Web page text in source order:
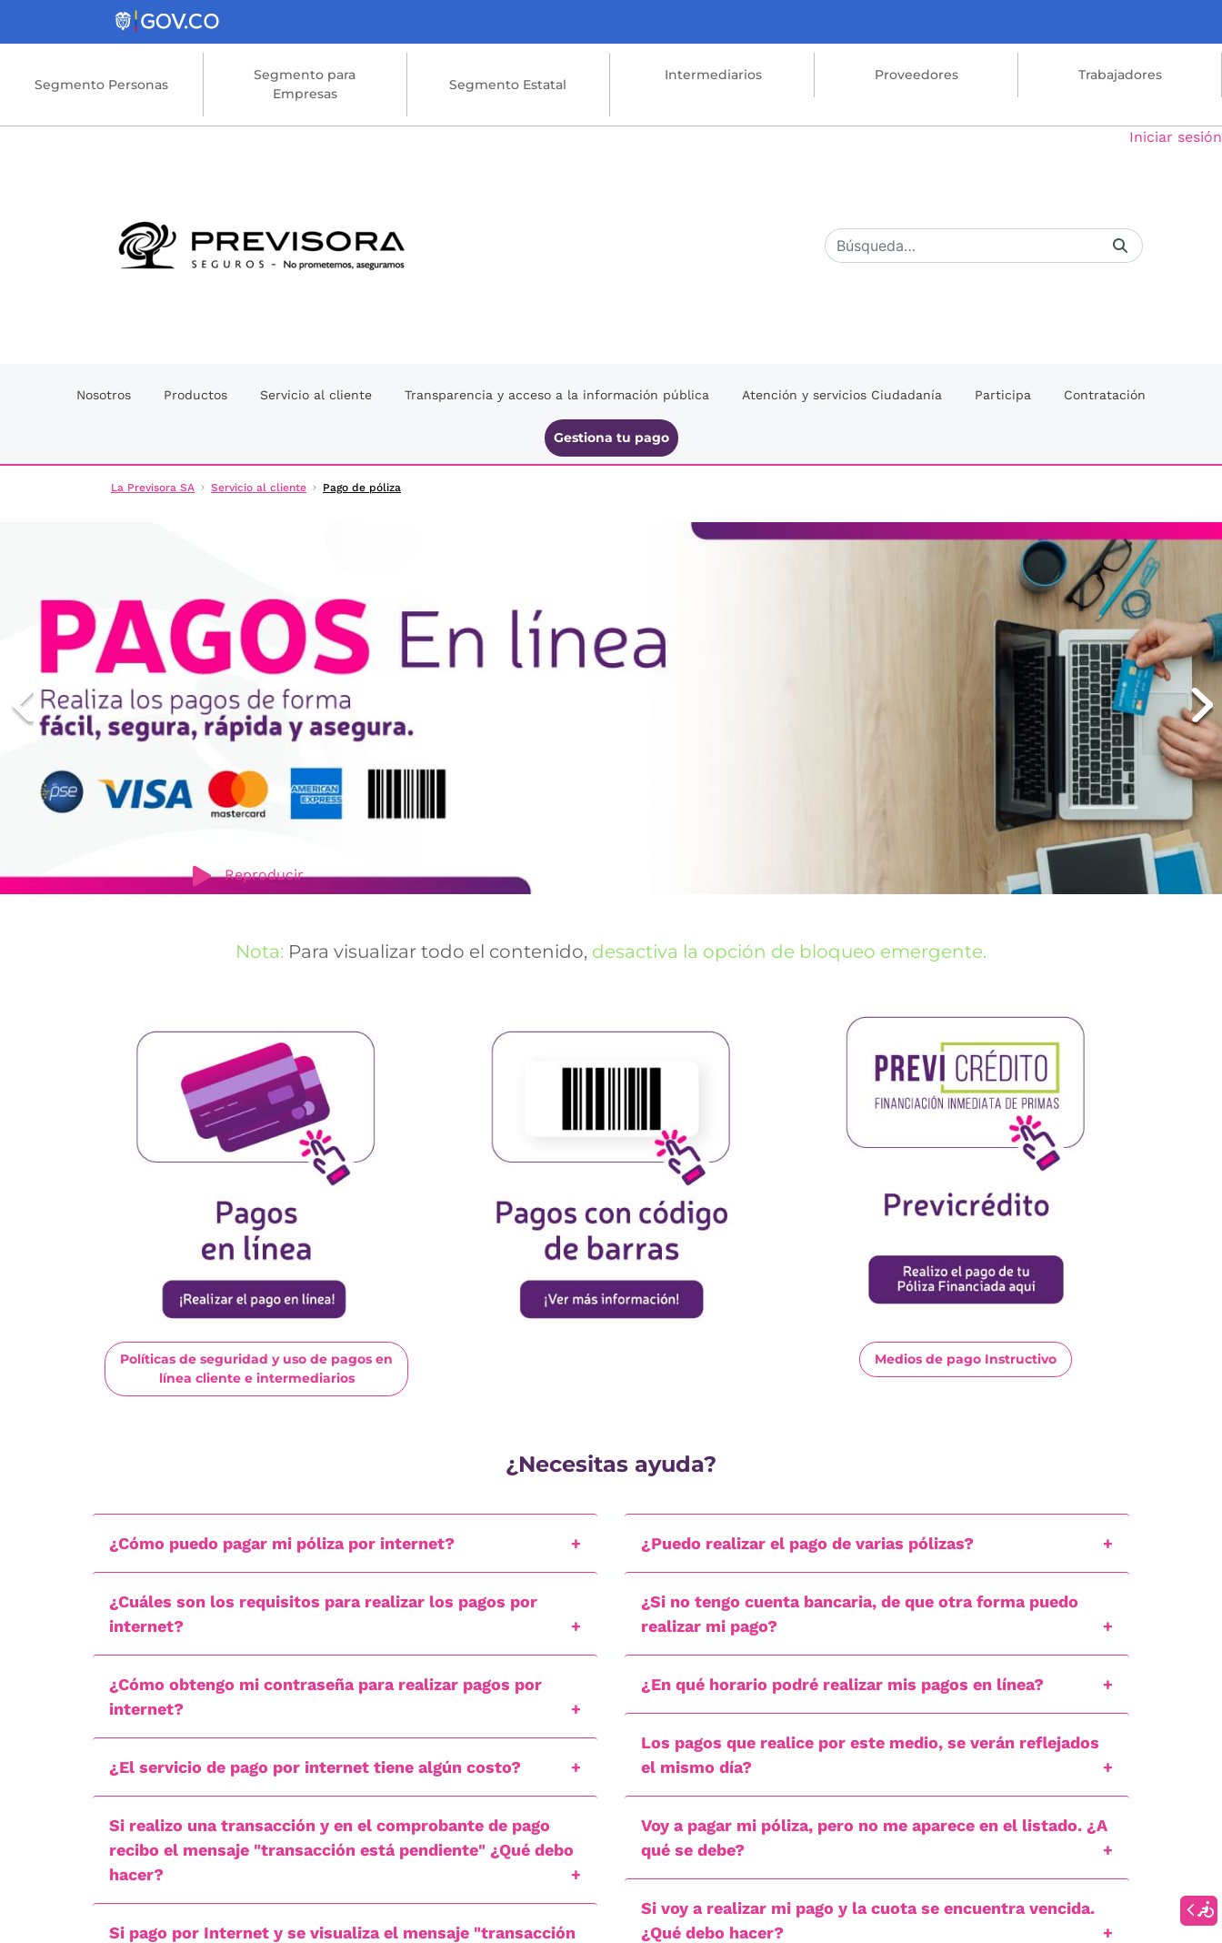
Saltar al contenido principal
Segmento Personas
Segmento para
Empresas
Segmento Estatal
Intermediarios Proveedores Trabajadores
Iniciar sesión
Nosotros Productos Servicio al cliente Transparencia y acceso a la información pública Atención y servicios Ciudadanía Participa Contratación
Gestiona tu pago
La Previsora SA Servicio al cliente Pago de póliza
Reproducir
Nota: Para visualizar todo el contenido, desactiva la opción de bloqueo emergente.
Políticas de seguridad y uso de pagos en
línea cliente e intermediarios
Medios de pago Instructivo
¿Necesitas ayuda?
¿Cómo puedo pagar mi póliza por internet?
¿Cuáles son los requisitos para realizar los pagos por
internet?
¿Cómo obtengo mi contraseña para realizar pagos por
internet?
¿El servicio de pago por internet tiene algún costo?
Si realizo una transacción y en el comprobante de pago
recibo el mensaje "transacción está pendiente" ¿Qué debo
hacer?
Si pago por Internet y se visualiza el mensaje "transacción
¿Puedo realizar el pago de varias pólizas?
¿Si no tengo cuenta bancaria, de que otra forma puedo
realizar mi pago?
¿En qué horario podré realizar mis pagos en línea?
Los pagos que realice por este medio, se verán reflejados
el mismo día?
Voy a pagar mi póliza, pero no me aparece en el listado. ¿A
qué se debe?
Si voy a realizar mi pago y la cuota se encuentra vencida.
¿Qué debo hacer?